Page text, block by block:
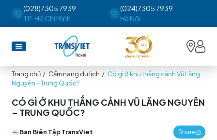
(028)7305 7939
TP. Hồ Chí Minh
(024)7305 7939
Hà Nội
Trang chủ / Cẩm nang du lịch / Có gì ở khu thắng cảnh Vũ Lăng
Nguyên – Trung Quốc?
CÓ GÌ Ở KHU THẮNG CẢNH VŨ LĂNG NGUYÊN
– TRUNG QUỐC?
Ban Biên Tập TransViet Share